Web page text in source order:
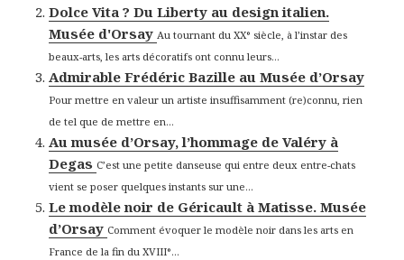
Dolce Vita ? Du Liberty au design italien.
Musée d'OrsayAu tournant du XX° siècle, à l’instar des
beaux-arts, les arts décoratifs ont connu leurs...
Admirable Frédéric Bazille au Musée d’Orsay
Pour mettre en valeur un artiste insuffisamment (re)connu, rien
de tel que de mettre en...
Au musée d’Orsay, l’hommage de Valéry à
Degas C’est une petite danseuse qui entre deux entre-chats
vient se poser quelques instants sur une...
Le modèle noir de Géricault à Matisse. Musée
d’Orsay Comment évoquer le modèle noir dans les arts en
France de la fin du XVIII°...